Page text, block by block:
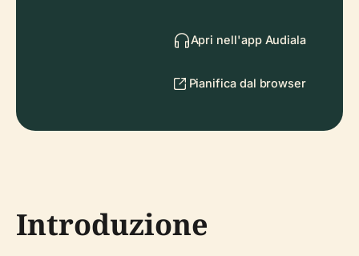
Apri nell'app Audiala
Pianifica dal browser
Introduzione